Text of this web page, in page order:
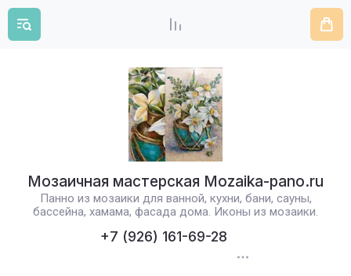
Мозаичная мастерская Mozaika-pano.ru
Панно из мозаики для ванной, кухни, бани, сауны,
бассейна, хамама, фасада дома. Иконы из мозаики.
+7 (926) 161-69-28